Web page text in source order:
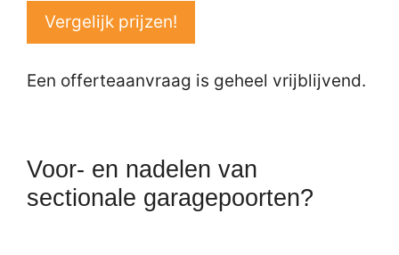
Vergelijk prijzen!
Een offerteaanvraag is geheel vrijblijvend.
Voor- en nadelen van
sectionale garagepoorten?